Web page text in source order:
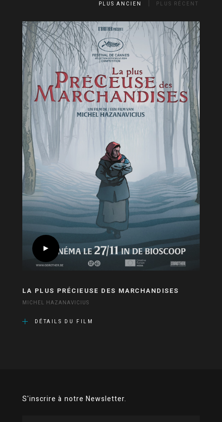
PLUS ANCIEN PLUS RÉCENT
LA PLUS PRÉCIEUSE DES MARCHANDISES
MICHEL HAZANAVICIUS
DÉTAILS DU FILM
S'inscrire à notre Newsletter.